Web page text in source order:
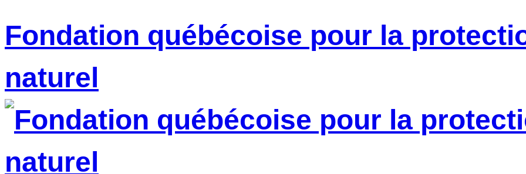
Fondation québécoise pour la
naturel